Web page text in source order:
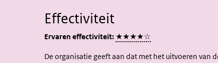
Effectiviteit
Ervaren effectiviteit: ★★★★☆
De organisatie geeft aan dat met het uitvoeren van